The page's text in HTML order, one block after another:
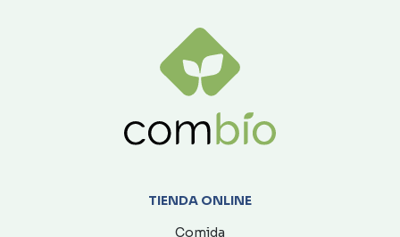
TIENDA ONLINE
Comida